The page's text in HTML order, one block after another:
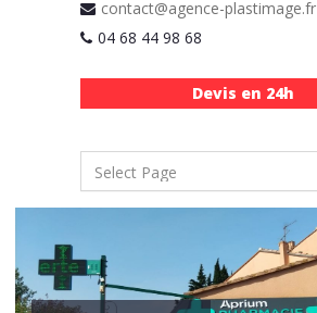
contact@agence-plastimage.fr
04 68 44 98 68
Devis en 24h